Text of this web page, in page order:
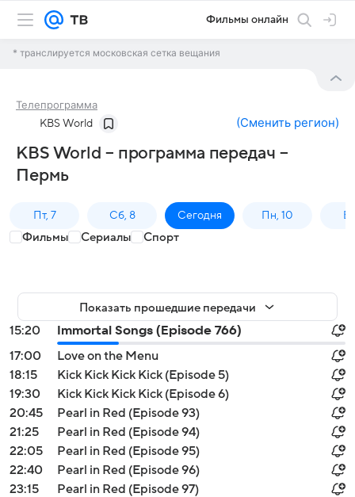
Фильмы онлайн
* транслируется московская сетка вещания
Телепрограмма
KBS World (Сменить регион)
KBS World – программа передач –
Пермь
Пт, 7 Сб, 8 Сегодня Пн, 10
Фильмы Сериалы Спорт
Показать прошедшие передачи
15:20
Immortal Songs (Episode 766)
17:00
Love on the Menu
18:15
Kick Kick Kick Kick (Episode 5)
19:30
Kick Kick Kick Kick (Episode 6)
20:45
Pearl in Red (Episode 93)
21:25
Pearl in Red (Episode 94)
22:05
Pearl in Red (Episode 95)
22:40
Pearl in Red (Episode 96)
23:15
Pearl in Red (Episode 97)